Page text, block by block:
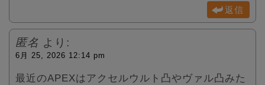
返信
匿名 より:
6月 25, 2026 12:14 pm
最近のAPEXはアクセルウルト凸やヴァル凸みた